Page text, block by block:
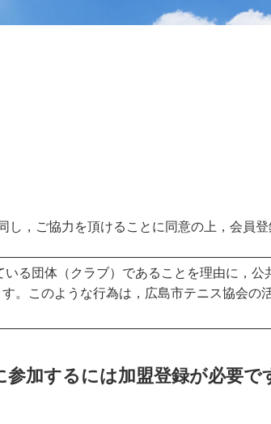
し，ご協力を頂けることに同意の上，会員登
る団体（クラブ）であることを理由に，公
。このような行為は，広島市テニス協会の
参加するには加盟登録が必要で